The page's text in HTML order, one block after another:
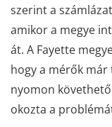
szerint a
amikor a megye
át. A Fayette
hogy a mérők
nyomon
okozta a